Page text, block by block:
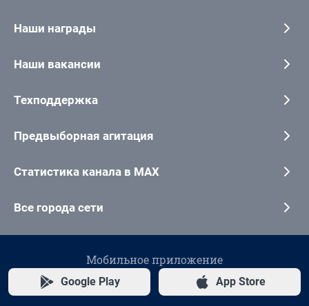
Наши награды
Наши вакансии
Техподдержка
Предвыборная агитация
Статистика канала в MAX
Все города сети
Мобильное приложение
Google Play App Store